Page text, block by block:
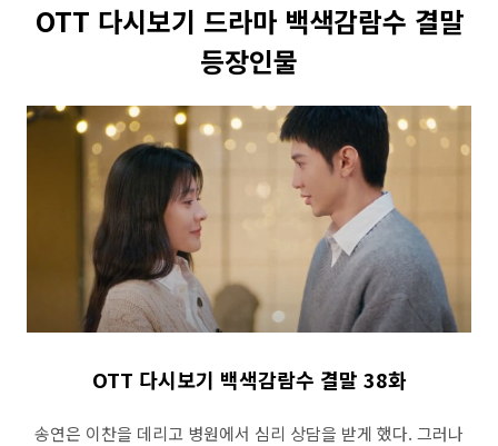
OTT 다시보기 드라마 백색감람수 결말
등장인물
OTT 다시보기 백색감람수 결말 38화
송연은 이찬을 데리고 병원에서 심리 상담을 받게 했다. 그러나